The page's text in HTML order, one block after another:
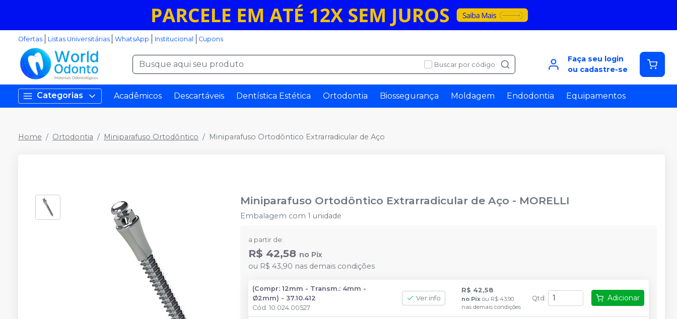
Ofertas Listas Universitárias WhatsApp Institucional Cupons
Buscar por código
Faça seu login
ou cadastre-se
Categorias Acadêmicos Descartáveis Dentística Estética Ortodontia Biossegurança Moldagem Endodontia Equipamentos
Home Ortodontia Miniparafuso Ortodôntico Miniparafuso Ortodôntico Extrarradicular de Aço
Miniparafuso Ortodôntico Extrarradicular de Aço - MORELLI
Embalagem com 1 unidade
a partir de:
R$ 42,58 no Pix
ou R$ 43,90 nas demais condições
(Compr: 12mm - Transm.: 4mm -
Ø2mm) - 37.10.412
Cód.10.024.00527
Ver info
R$ 42,58
no Pix ou R$ 43,90
nas demais condições
Qtd : Adicionar